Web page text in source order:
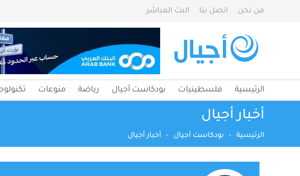
من نحن اتصل بنا البث المباشر
الرئيسية فلسطينيات بودكاست أجيال رياضة منوعات
أخبار أجيال
الرئيسية - بودكاست أجيال - أخبار أجيال